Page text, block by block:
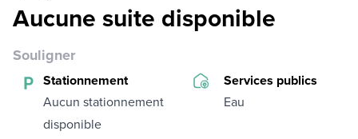
Aucune suite disponible
Souligner
Stationnement
Aucun stationnement
disponible
Services publics
Eau